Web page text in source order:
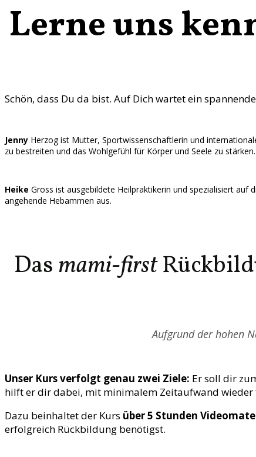
Lerne uns
Schön, dass Du da bist. Auf Dich wartet ein
Jenny Herzog ist Mutter, Sportwissenschaftlerin und
zu bestreiten und das Wohlgefühl für Körper und Seele zu stärken.
Heike Gross ist ausgebildete Heilpraktikerin und spezialisiert auf
angehende Hebammen aus.
Dasmami-first
Aufgrund der hohen
Unser Kurs verfolgt genau zwei Ziele: Er soll dir
hilft er dir dabei, mit minimalem Zeitaufwand
Dazu beinhaltet der Kurs über 5 Stunden
erfolgreich Rückbildung benötigst.